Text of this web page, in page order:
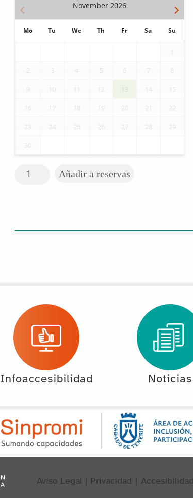
November 2026
Mo Tu We Th Fr Sa Su
2 3 4 5 6 7 8
9 10 12 13 14 15
16 17 18 19 20 21 22
23 24 25 26 27 28 29
30
Silla de ruedas eléctrica SUNALE cantidad
Añadir a reservas
Infoaccesibilidad Noticias
Aviso Legal Privacidad Accesibilidad